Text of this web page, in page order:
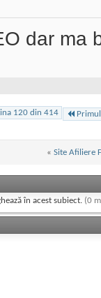
dar ma
120 din 414 Primul
« Site Afiliere
în acest subiect. (0